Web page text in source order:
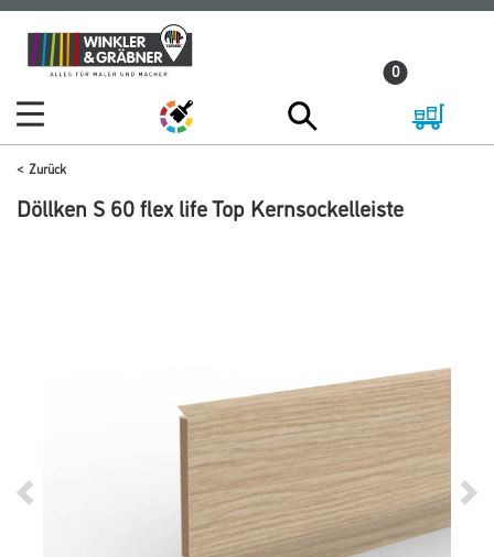
Zum
Inhalt
Zum
Navigationsmenü
0
Zurück
Döllken S 60 flex life Top Kernsockelleiste